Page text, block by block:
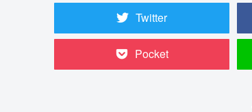
Twitter
Pocket